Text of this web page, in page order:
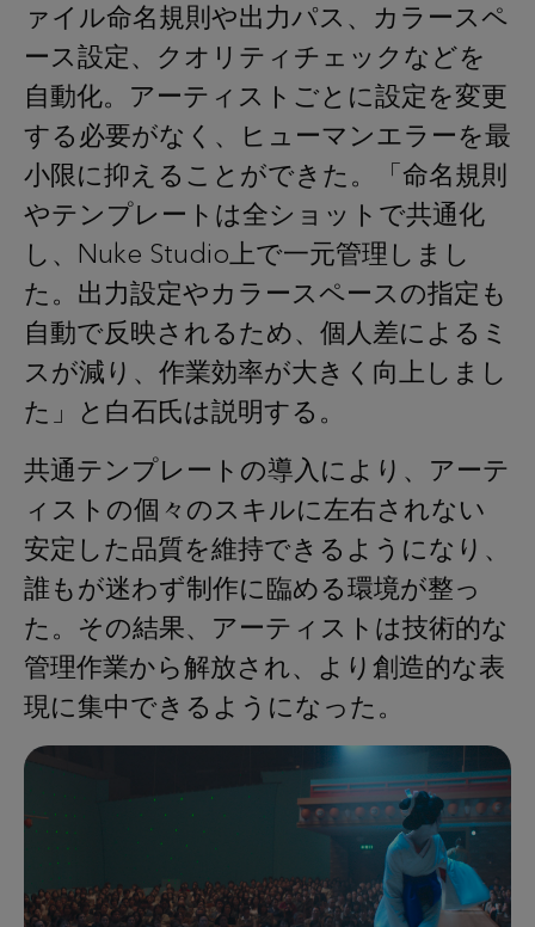
ァイル命名規則や出力パス、カラースペ
ース設定、クオリティチェックなどを
自動化。アーティストごとに設定を変更
する必要がなく、ヒューマンエラーを最
小限に抑えることができた。「命名規則
やテンプレートは全ショットで共通化
し、Nuke Studio上で一元管理しまし
た。出力設定やカラースペースの指定も
自動で反映されるため、個人差によるミ
スが減り、作業効率が大きく向上しまし
た」と白石氏は説明する。
共通テンプレートの導入により、アーテ
ィストの個々のスキルに左右されない
安定した品質を維持できるようになり、
誰もが迷わず制作に臨める環境が整っ
た。その結果、アーティストは技術的な
管理作業から解放され、より創造的な表
現に集中できるようになった。